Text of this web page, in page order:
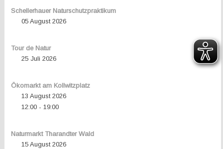
Schellerhauer Naturschutzpraktikum
05 August 2026
Tour de Natur
25 Juli 2026
Ökomarkt am Kollwitzplatz
13 August 2026
12:00- 19:00
Naturmarkt Tharandter Wald
15 August 2026